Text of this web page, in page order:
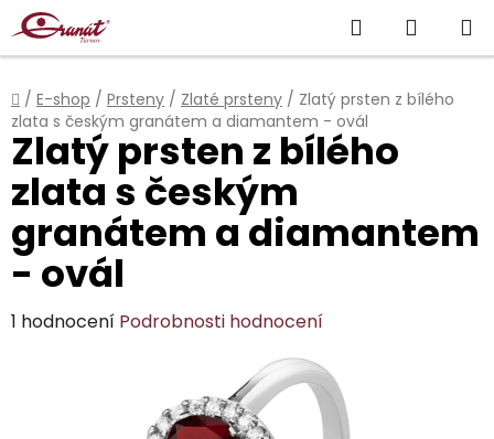
Přejít
na
obsah
Hledat
KOŠÍK
Domů
/ E-shop / Prsteny / Zlaté prsteny / Zlatý prsten z bílého
zlata s českým granátem a diamantem - ovál
Zlatý prsten z bílého
zlata s českým
granátem a diamantem
- ovál
Průměrné
1 hodnocení Podrobnosti hodnocení